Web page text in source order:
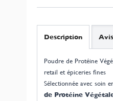
Description Avis
Poudre de Protéine
retail et épiceries fines
Sélectionnée avec soin
de Protéine